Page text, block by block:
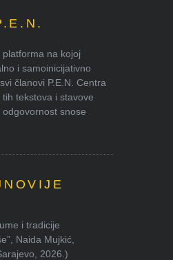
na kojoj
i samoinicijativno
članovi P.E.N. Centra
tekstova i stavove
snose
i tradicije
Naida Mujkić,
2026.)